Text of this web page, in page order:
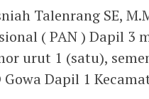
Talenrang SE,
( PAN ) Dapil 3
urut 1 (satu),
Gowa Dapil 1